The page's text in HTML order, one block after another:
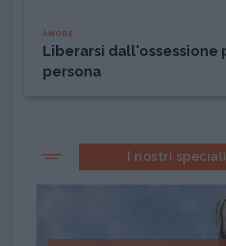
AMORE
Liberarsi dall'ossessione
persona
I nostri speciali